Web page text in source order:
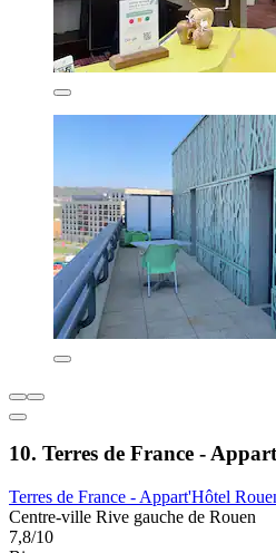
10. Terres de France -
Terres de France - Appart'Hôtel
Centre-ville Rive gauche de Rouen
7,8/10